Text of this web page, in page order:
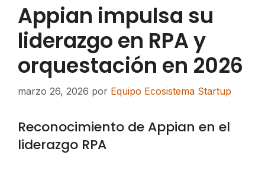
Appian impulsa su
liderazgo en RPA y
orquestación en 2026
marzo 26, 2026 por Equipo Ecosistema Startup
Reconocimiento de Appian en el
liderazgo RPA